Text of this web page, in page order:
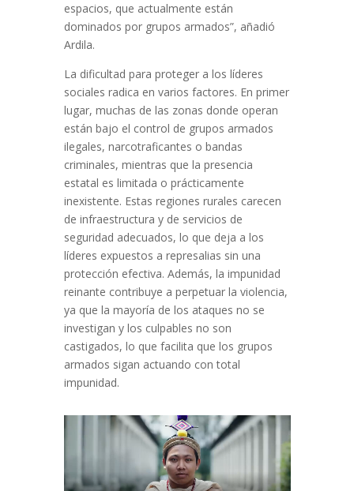
espacios, que actualmente están
dominados por grupos armados”, añadió
Ardila.
La dificultad para proteger a los líderes
sociales radica en varios factores. En primer
lugar, muchas de las zonas donde operan
están bajo el control de grupos armados
ilegales, narcotraficantes o bandas
criminales, mientras que la presencia
estatal es limitada o prácticamente
inexistente. Estas regiones rurales carecen
de infraestructura y de servicios de
seguridad adecuados, lo que deja a los
líderes expuestos a represalias sin una
protección efectiva. Además, la impunidad
reinante contribuye a perpetuar la violencia,
ya que la mayoría de los ataques no se
investigan y los culpables no son
castigados, lo que facilita que los grupos
armados sigan actuando con total
impunidad.